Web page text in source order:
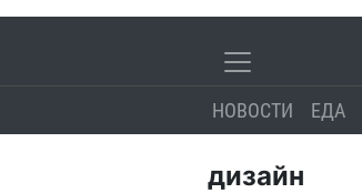
НОВОСТИ ЕДА
дизайн